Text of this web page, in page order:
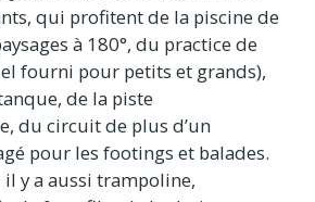
qui profitent de la piscine de
à 180°, du practice de
fourni pour petits et grands),
de la piste
du circuit de plus d’un
pour les footings et balades.
il y a aussi trampoline,